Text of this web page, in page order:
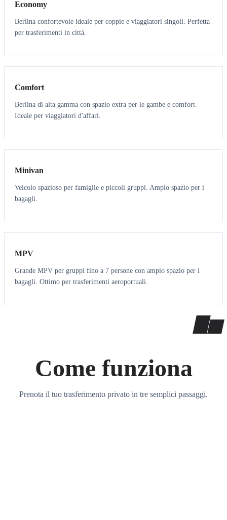
Economy
Berlina confortevole ideale per coppie e viaggiatori singoli. Perfetta
per trasferimenti in città.
3 3
Comfort
Berlina di alta gamma con spazio extra per le gambe e comfort.
Ideale per viaggiatori d'affari.
6 5
Minivan
Veicolo spazioso per famiglie e piccoli gruppi. Ampio spazio per i
bagagli.
7 7
MPV
Grande MPV per gruppi fino a 7 persone con ampio spazio per i
bagagli. Ottimo per trasferimenti aeroportuali.
Come funziona
Prenota il tuo trasferimento privato in tre semplici passaggi.